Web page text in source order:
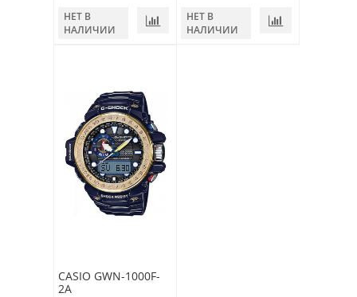
НЕТ В
НАЛИЧИИ
НЕТ В
НАЛИЧИИ
CASIO GWN-1000F-
2A